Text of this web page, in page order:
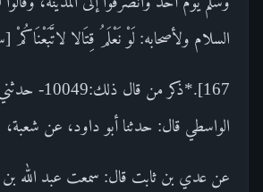
السلام ولأصحابه: لَوْ نَعْلَمُ قِتَالا
167].*ذكر من
الواسطي قال: حدثنا أبو داود، عن شعبة،
عن عدي بن ثابت قال: سمعت عبد الله بن